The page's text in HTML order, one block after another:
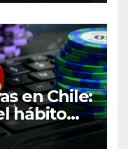
en Chile:
hábito
digital